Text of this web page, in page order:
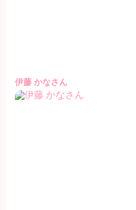
伊藤 かなさん